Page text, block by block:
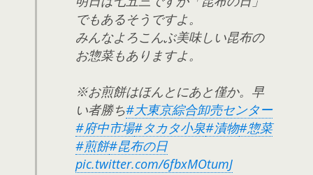
でもあるそうですよ。
みんなよろこんぶ美味しい昆布の
お惣菜もありますよ。
※お煎餅はほんとにあと僅か。早
い者勝ち#大東京綜合卸売センター
#府中市場#タカタ小泉#漬物#惣菜
#煎餅#昆布の日
pic.twitter.com/6fbxMOtumJ